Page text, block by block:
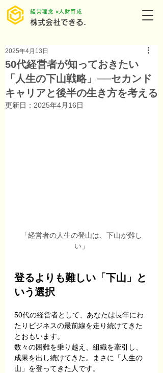
株式会社できる.
​経営理念 ×人財育成
50代経営者が知っておきたい
「人生の下山戦略」──セカンド
キャリアと後半の生き方を考える
2025年4月13日
更新日： 2025年4月16日
「経営者の人生の登山は、下山が難し
い」
登るよりも難しい「下山」と
いう選択
50代の経営者として、あなたは長年にわ
たりビジネスの最前線を走り続けてきた
とおもいます。
数々の困難を乗り越え、組織を牽引し、
成果を出し続けてきた。まさに「人生の
山」を登ってきた人です。